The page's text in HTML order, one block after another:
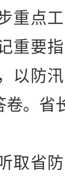
重点
重要
以防
。省
省防